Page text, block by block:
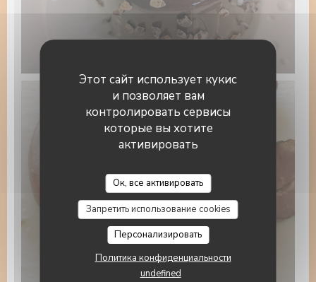
Этот сайт использует кукис
и позволяет вам
контролировать сервисы
которые вы хотите
активировать
Ок, все активировать
Запретить использование cookies
Персонализировать
Политика конфиденциальности
undefined
choucr.jpg
La Table du Pâtissier